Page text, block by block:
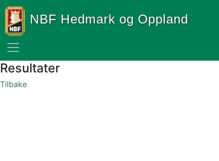
NBF Hedmark og Oppland
Resultater
Tilbake